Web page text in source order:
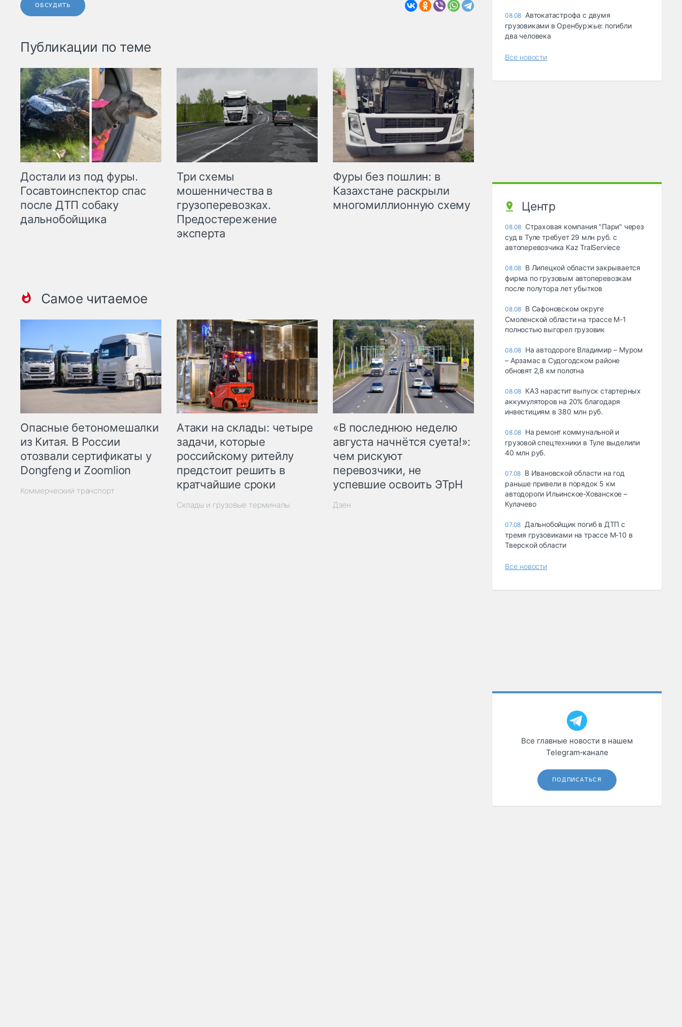
ОБСУДИТЬ
Публикации по теме
Достали из под фуры.
Госавтоинспектор спас
после ДТП собаку
дальнобойщика
Три схемы
мошенничества в
грузоперевозках.
Предостережение
эксперта
Фуры без пошлин: в
Казахстане раскрыли
многомиллионную схему
Самое читаемое
Опасные бетономешалки
из Китая. В России
отозвали сертификаты у
Dongfeng и Zoomlion
Коммерческий транспорт
Атаки на склады: четыре
задачи, которые
российскому ритейлу
предстоит решить в
кратчайшие сроки
Склады и грузовые терминалы
«В последнюю неделю
августа начнётся суета!»:
чем рискуют
перевозчики, не
успевшие освоить ЭТрН
Дзен
08.08 Автокатастрофа с двумя
грузовиками в Оренбуржье: погибли
два человека
Все новости
Центр
08.08 Страховая компания "Пари" через
суд в Туле требует 29 млн руб. с
автоперевозчика Kaz TralServiece
08.08 В Липецкой области закрывается
фирма по грузовым автоперевозкам
после полутора лет убытков
08.08 В Сафоновском округе
Смоленской области на трассе М-1
полностью выгорел грузовик
08.08 На автодороге Владимир – Муром
– Арзамас в Судогодском районе
обновят 2,8 км полотна
08.08 КАЗ нарастит выпуск стартерных
аккумуляторов на 20% благодаря
инвестициям в 380 млн руб.
08.08 На ремонт коммунальной и
грузовой спецтехники в Туле выделили
40 млн руб.
07.08 В Ивановской области на год
раньше привели в порядок 5 км
автодороги Ильинское-Хованское –
Кулачево
07.08 Дальнобойщик погиб в ДТП с
тремя грузовиками на трассе М-10 в
Тверской области
Все новости
Все главные новости в нашем
Telegram‑канале
ПОДПИСАТЬСЯ